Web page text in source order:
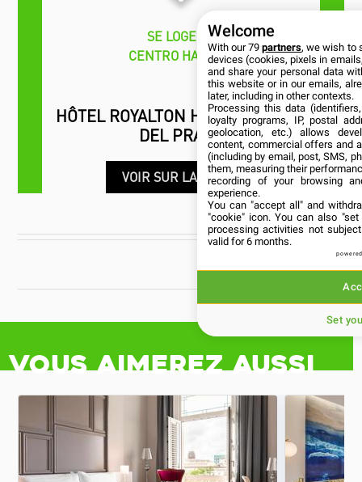
HÔTEL ROYALTON HABANA PASEO
DEL PRADO
SE LOGER
CENTRO HABANA
VOIR SUR LA CARTE
CUBANÍA
Vous aimerez aussi
Welcome
With our 79partners, we wish to
devices (cookies, pixels in
and share your personal data
this website or in our emails,
later, including in other contexts.
Processing this data
loyalty programs, IP, postal
geolocation, etc.) allows
content, commercial offers and
(including by email, post, SMS,
them, measuring their
recording of your browsing
experience.
You can "accept all" and
"cookie" icon. You can also
processing activities not
valid for 6 months.
Set